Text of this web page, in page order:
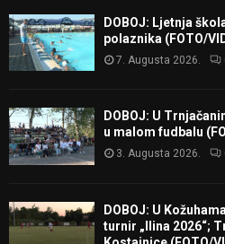
DOBOJ: Ljetnja
polaznika (FOTO/
7. Augusta 2026.
DOBOJ: U
u malom fudbalu
3. Augusta 2026.
DOBOJ: U
turnir „Ilina 2026“;